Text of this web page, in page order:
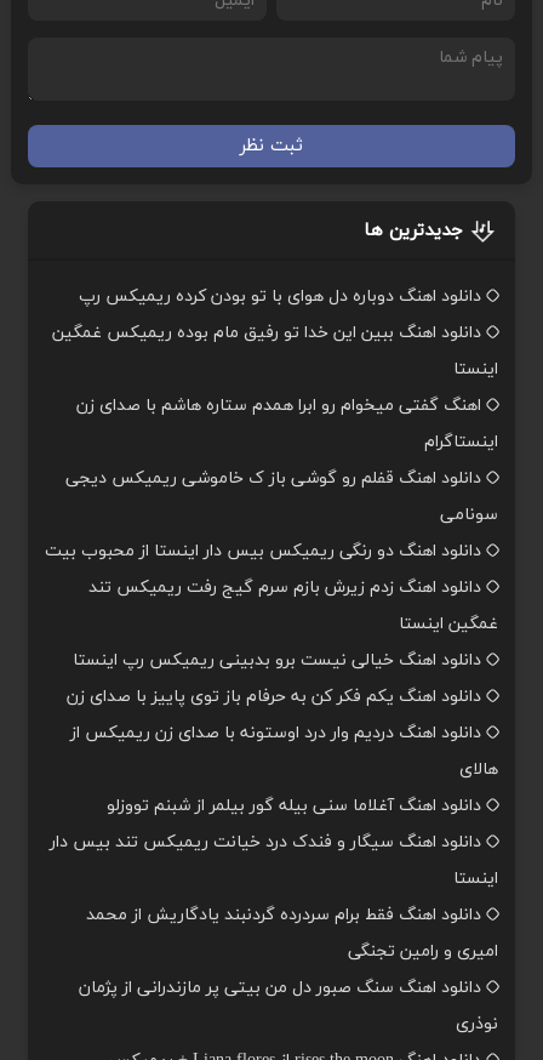
ثبت نظر
جدیدترین ها
دانلود اهنگ دوباره دل هوای با تو بودن کرده ریمیکس رپ
دانلود اهنگ ببین این خدا تو رفیق مام بوده ریمیکس غمگین
اینستا
اهنگ گفتی میخوام رو ابرا همدم ستاره هاشم با صدای زن
اینستاگرام
دانلود اهنگ قفلم رو گوشی باز ک خاموشی ریمیکس دیجی
سونامی
دانلود اهنگ دو رنگی ریمیکس بیس دار اینستا از محبوب بیت
دانلود اهنگ زدم زیرش بازم سرم گیج رفت ریمیکس تند
غمگین اینستا
دانلود اهنگ خیالی نیست برو بدبینی ریمیکس رپ اینستا
دانلود اهنگ یکم فکر کن به حرفام باز توی پاییز با صدای زن
دانلود اهنگ دردیم وار درد اوستونه با صدای زن ریمیکس از
هالای
دانلود اهنگ آغلاما سنی بیله گور بیلمر از شبنم تووزلو
دانلود اهنگ سیگار و فندک درد خیانت ریمیکس تند بیس دار
اینستا
دانلود اهنگ فقط برام سردرده گردنبند یادگاریش از محمد
امیری و رامین تجنگی
دانلود اهنگ سنگ صبور دل من بیتی پر مازندرانی از پژمان
نوذری